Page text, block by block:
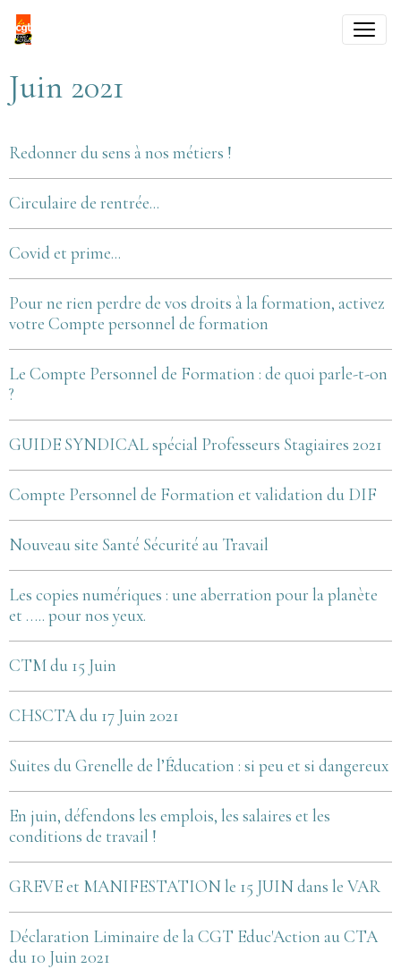
Juin 2021
Redonner du sens à nos métiers !
Circulaire de rentrée...
Covid et prime...
Pour ne rien perdre de vos droits à la formation, activez
votre Compte personnel de formation
Le Compte Personnel de Formation : de quoi parle-t-on
?
GUIDE SYNDICAL spécial Professeurs Stagiaires 2021
Compte Personnel de Formation et validation du DIF
Nouveau site Santé Sécurité au Travail
Les copies numériques : une aberration pour la planète
et ….. pour nos yeux.
CTM du 15 Juin
CHSCTA du 17 Juin 2021
Suites du Grenelle de l’Éducation : si peu et si dangereux
En juin, défendons les emplois, les salaires et les
conditions de travail !
GREVE et MANIFESTATION le 15 JUIN dans le VAR
Déclaration Liminaire de la CGT Educ'Action au CTA
du 10 Juin 2021